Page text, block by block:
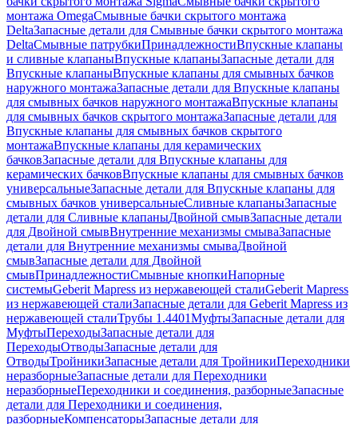
монтажа OmegaСмывные бачки скрытого монтажа
DeltaЗапасные детали для Смывные бачки скрытого монтажа
DeltaСмывные патрубкиПринадлежностиВпускные клапаны
и сливные клапаныВпускные клапаныЗапасные детали для
Впускные клапаныВпускные клапаны для смывных бачков
наружного монтажаЗапасные детали для Впускные клапаны
для смывных бачков наружного монтажаВпускные клапаны
для смывных бачков скрытого монтажаЗапасные детали для
Впускные клапаны для смывных бачков скрытого
монтажаВпускные клапаны для керамических
бачковЗапасные детали для Впускные клапаны для
керамических бачковВпускные клапаны для смывных бачков
универсальныеЗапасные детали для Впускные клапаны для
смывных бачков универсальныеСливные клапаныЗапасные
детали для Сливные клапаныДвойной смывЗапасные детали
для Двойной смывВнутренние механизмы смываЗапасные
детали для Внутренние механизмы смываДвойной
смывЗапасные детали для Двойной
смывПринадлежностиСмывные кнопкиНапорные
системыGeberit Mapress из нержавеющей сталиGeberit Mapress
из нержавеющей сталиЗапасные детали для Geberit Mapress из
нержавеющей сталиТрубы 1.4401МуфтыЗапасные детали для
МуфтыПереходыЗапасные детали для
ПереходыОтводыЗапасные детали для
ОтводыТройникиЗапасные детали для ТройникиПереходники
неразборныеЗапасные детали для Переходники
неразборныеПереходники и соединения, разборныеЗапасные
детали для Переходники и соединения,
разборныеКомпенсаторыЗапасные детали для